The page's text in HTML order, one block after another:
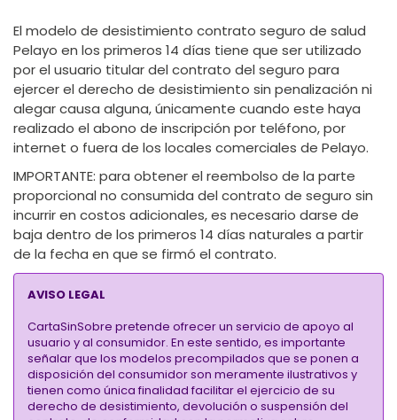
El modelo de desistimiento contrato seguro de salud
Pelayo en los primeros 14 días tiene que ser utilizado
por el usuario titular del contrato del seguro para
ejercer el derecho de desistimiento sin penalización ni
alegar causa alguna, únicamente cuando este haya
realizado el abono de inscripción por teléfono, por
internet o fuera de los locales comerciales de Pelayo.
IMPORTANTE: para obtener el reembolso de la parte
proporcional no consumida del contrato de seguro sin
incurrir en costos adicionales, es necesario darse de
baja dentro de los primeros 14 días naturales a partir
de la fecha en que se firmó el contrato.
AVISO LEGAL
CartaSinSobre pretende ofrecer un servicio de apoyo al
usuario y al consumidor. En este sentido, es importante
señalar que los modelos precompilados que se ponen a
disposición del consumidor son meramente ilustrativos y
tienen como única finalidad facilitar el ejercicio de su
derecho de desistimiento, devolución o suspensión del